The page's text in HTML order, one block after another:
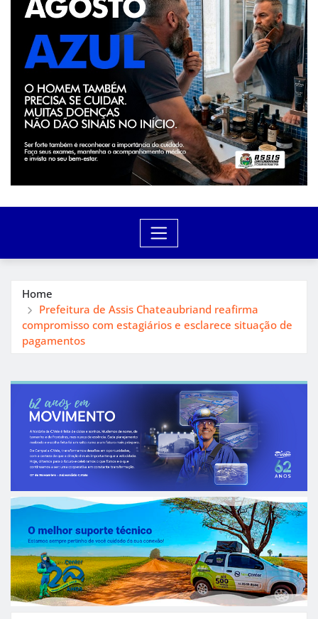
Home
Prefeitura de Assis Chateaubriand reafirma
compromisso com estagiários e esclarece situação de
pagamentos